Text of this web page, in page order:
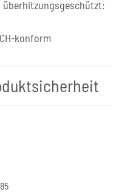
konform